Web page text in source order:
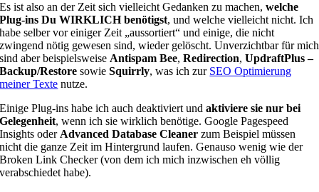
Es ist also an der Zeit sich vielleicht Gedanken zu machen,welche
Plug-ins Du WIRKLICH benötigst, und welche vielleicht nicht. Ich
habe selber vor einiger Zeit „aussortiert“ und einige, die nicht
zwingend nötig gewesen sind, wieder gelöscht. Unverzichtbar für mich
sind aber beispielsweise Antispam Bee,Redirection,UpdraftPlus –
Backup/Restore sowieSquirrly, was ich zur SEO Optimierung
meiner Texte nutze.
Einige Plug-ins habe ich auch deaktiviert und aktiviere sie nur bei
Gelegenheit, wenn ich sie wirklich benötige. Google Pagespeed
Insights oder Advanced Database Cleaner zum Beispiel müssen
nicht die ganze Zeit im Hintergrund laufen. Genauso wenig wie der
Broken Link Checker (von dem ich mich inzwischen eh völlig
verabschiedet habe).